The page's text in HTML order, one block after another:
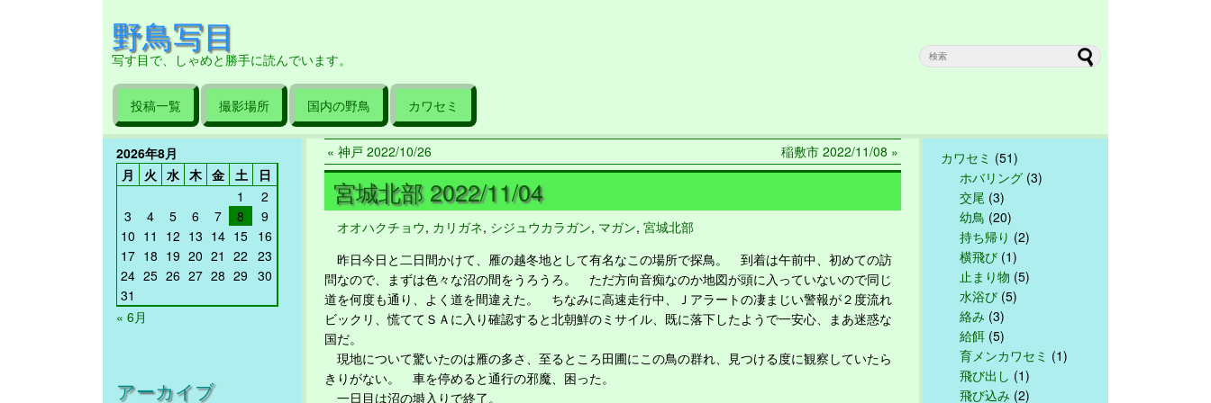
野鳥写目
写す目で、しゃめと勝手に読んでいます。
投稿一覧 撮影場所 国内の野鳥 カワセミ
2026年8月
月
火 水 木 金 土
日
1
2
3
4 5 6 7 8
9
10 11 12 13 14 15 16
17 18 19 20 21 22 23
24 25 26 27 28 29 30
31
« 6月
アーカイブ
« 神戸 2022/10/26 稲敷市 2022/11/08 »
宮城北部 2022/11/04
オオハクチョウ, カリガネ, シジュウカラガン, マガン, 宮城北部
昨日今日と二日間かけて、雁の越冬地として有名なこの場所で探鳥。 到着は午前中、初めての訪
問なので、まずは色々な沼の間をうろうろ。 ただ方向音痴なのか地図が頭に入っていないので同じ
道を何度も通り、よく道を間違えた。 ちなみに高速走行中、Ｊアラートの凄まじい警報が２度流れ
ビックリ、慌ててＳＡに入り確認すると北朝鮮のミサイル、既に落下したようで一安心、まあ迷惑な
国だ。
現地について驚いたのは雁の多さ、至るところ田圃にこの鳥の群れ、見つける度に観察していたら
きりがない。 車を停めると通行の邪魔、困った。
一日目は沼の塒入りで終了。
カワセミ (51)
ホバリング (3)
交尾 (3)
幼鳥 (20)
持ち帰り (2)
横飛び (1)
止まり物 (5)
水浴び (5)
絡み (3)
給餌 (5)
育メンカワセミ (1)
飛び出し (1)
飛び込み (2)